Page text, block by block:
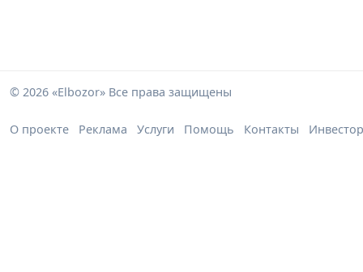
© 2026 «Elbozor» Все права защищены
О проекте Реклама Услуги Помощь Контакты